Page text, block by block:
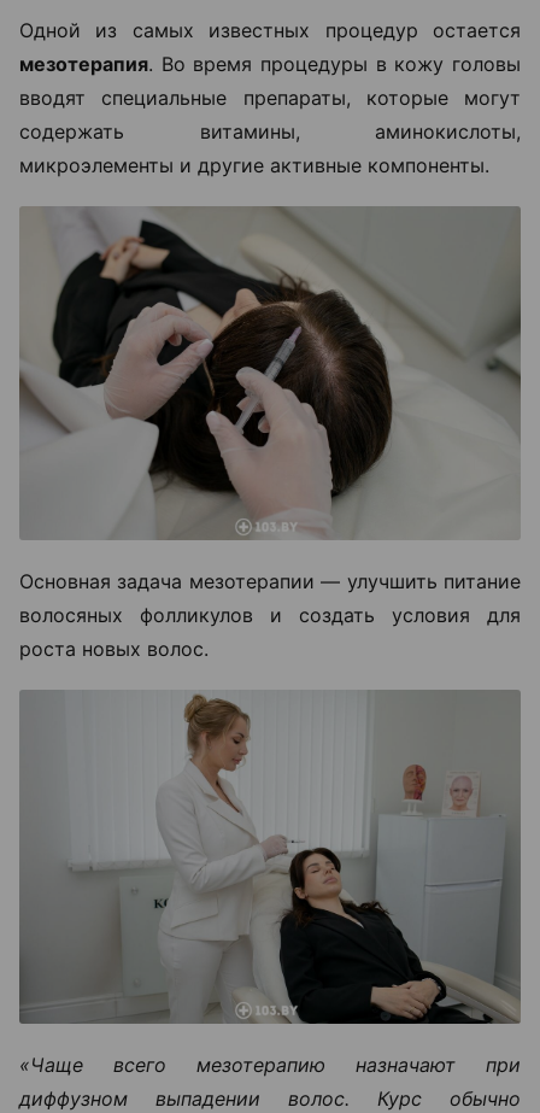
Одной из самых известных процедур остается
мезотерапия. Во время процедуры в кожу головы
вводят специальные препараты, которые могут
содержать витамины, аминокислоты,
микроэлементы и другие активные компоненты.
Основная задача мезотерапии — улучшить питание
волосяных фолликулов и создать условия для
роста новых волос.
«Чаще всего мезотерапию назначают при
диффузном выпадении волос. Курс обычно